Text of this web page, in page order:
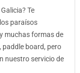
Te
paraísos
muchas formas de
paddle board, pero
nuestro servicio de